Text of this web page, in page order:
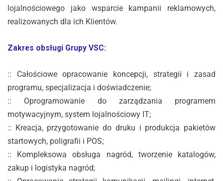
lojalnościowego jako wsparcie kampanii reklamowych,
realizowanych dla ich Klientów.
Zakres obsługi Grupy VSC:
:: Całościowe opracowanie koncepcji, strategii i zasad
programu, specjalizacja i doświadczenie;
:: Oprogramowanie do zarządzania programem
motywacyjnym, system lojalnościowy IT;
:: Kreacja, przygotowanie do druku i produkcja pakietów
startowych, poligrafii i POS;
:: Kompleksowa obsługa nagród, tworzenie katalogów,
zakup i logistyka nagród;